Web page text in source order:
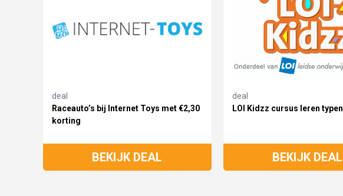
deal
Raceauto’s bij Internet Toys met €2,30
korting
BEKIJK DEAL
deal
LOI Kidzz cursus leren typen
BEKIJK DEAL